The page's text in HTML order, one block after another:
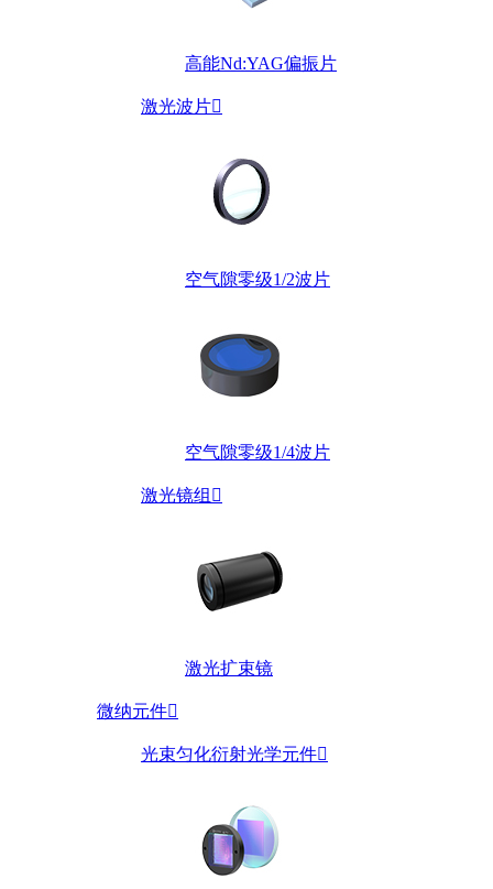
高能Nd:YAG偏振片
激光波片
空气隙零级1/2波片
空气隙零级1/4波片
激光镜组 
激光扩束镜
微纳元件
光束匀化衍射光学元件